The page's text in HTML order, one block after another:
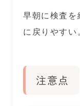
早朝に検査を
に戻りやすい
注意点